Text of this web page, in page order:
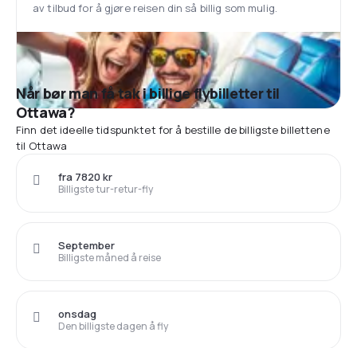
av tilbud for å gjøre reisen din så billig som mulig.
Når bør man få tak i billige flybilletter til
Ottawa?
Finn det ideelle tidspunktet for å bestille de billigste billettene
til Ottawa
Billigste tur-retur-fly
fra 7820 kr
Billigste måned å reise
September
Den billigste dagen å fly
onsdag